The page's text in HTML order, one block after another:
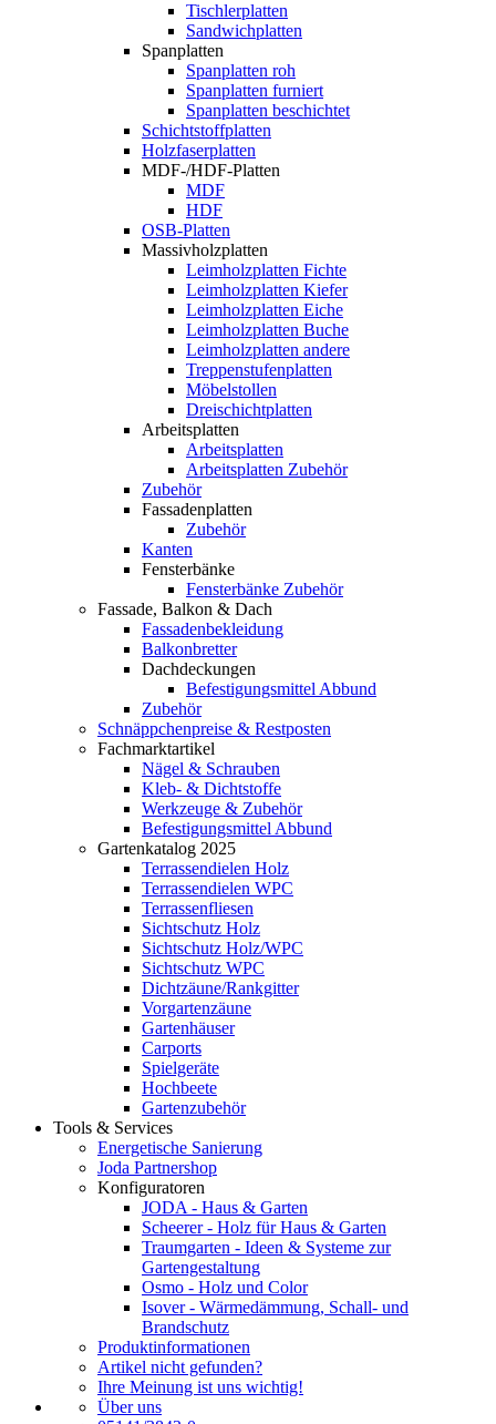
Tischlerplatten
Sandwichplatten
Spanplatten
Spanplatten roh
Spanplatten furniert
Spanplatten beschichtet
Schichtstoffplatten
Holzfaserplatten
MDF-/HDF-Platten
MDF
HDF
OSB-Platten
Massivholzplatten
Leimholzplatten Fichte
Leimholzplatten Kiefer
Leimholzplatten Eiche
Leimholzplatten Buche
Leimholzplatten andere
Treppenstufenplatten
Möbelstollen
Dreischichtplatten
Arbeitsplatten
Arbeitsplatten
Arbeitsplatten Zubehör
Zubehör
Fassadenplatten
Zubehör
Kanten
Fensterbänke
Fensterbänke Zubehör
Fassade, Balkon & Dach
Fassadenbekleidung
Balkonbretter
Dachdeckungen
Befestigungsmittel Abbund
Zubehör
Schnäppchenpreise & Restposten
Fachmarktartikel
Nägel & Schrauben
Kleb- & Dichtstoffe
Werkzeuge & Zubehör
Befestigungsmittel Abbund
Gartenkatalog 2025
Terrassendielen Holz
Terrassendielen WPC
Terrassenfliesen
Sichtschutz Holz
Sichtschutz Holz/WPC
Sichtschutz WPC
Dichtzäune/Rankgitter
Vorgartenzäune
Gartenhäuser
Carports
Spielgeräte
Hochbeete
Gartenzubehör
Tools & Services
Energetische Sanierung
Joda Partnershop
Konfiguratoren
JODA - Haus & Garten
Scheerer - Holz für Haus & Garten
Traumgarten - Ideen & Systeme zur
Gartengestaltung
Osmo - Holz und Color
Isover - Wärmedämmung, Schall- und
Brandschutz
Produktinformationen
Artikel nicht gefunden?
Ihre Meinung ist uns wichtig!
Über uns